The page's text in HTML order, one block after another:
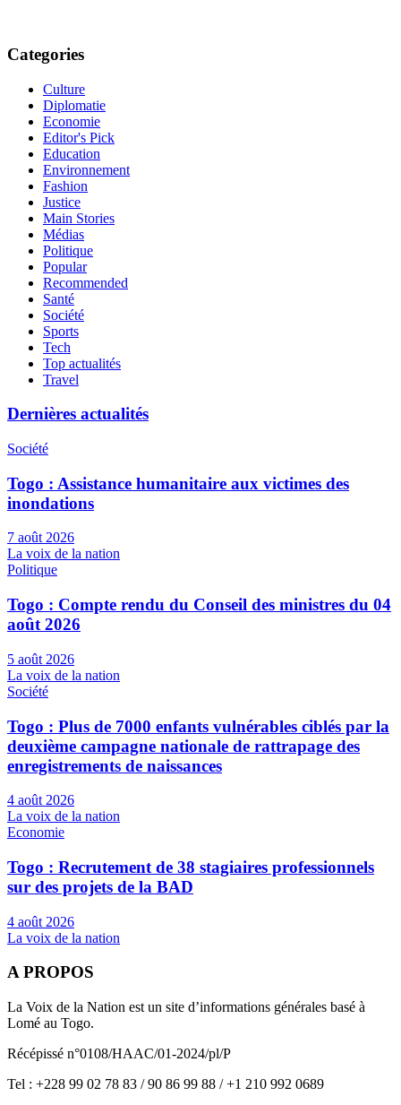
Categories
Culture
Diplomatie
Economie
Editor's Pick
Education
Environnement
Fashion
Justice
Main Stories
Médias
Politique
Popular
Recommended
Santé
Société
Sports
Tech
Top actualités
Travel
Dernières actualités
Société
Togo : Assistance humanitaire aux victimes des
inondations
7 août 2026
La voix de la nation
Politique
Togo : Compte rendu du Conseil des ministres du 04
août 2026
5 août 2026
La voix de la nation
Société
Togo : Plus de 7000 enfants vulnérables ciblés par la
deuxième campagne nationale de rattrapage des
enregistrements de naissances
4 août 2026
La voix de la nation
Economie
Togo : Recrutement de 38 stagiaires professionnels
sur des projets de la BAD
4 août 2026
La voix de la nation
A PROPOS
La Voix de la Nation est un site d’informations générales basé à
Lomé au Togo.
Récépissé n°0108/HAAC/01-2024/pl/P
Tel : +228 99 02 78 83 / 90 86 99 88 / +1 210 992 0689